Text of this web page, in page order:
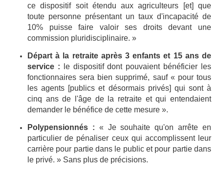
ce dispositif soit étendu aux agriculteurs [et] que
toute personne présentant un taux d'incapacité de
10% puisse faire valoir ses droits devant une
commission pluridisciplinaire. »
Départ à la retraite après 3 enfants et 15 ans de
service : le dispositif dont pouvaient bénéficier les
fonctionnaires sera bien supprimé, sauf « pour tous
les agents [publics et désormais privés] qui sont à
cinq ans de l'âge de la retraite et qui entendaient
demander le bénéfice de cette mesure ».
Polypensionnés : « Je souhaite qu'on arrête en
particulier de pénaliser ceux qui accomplissent leur
carrière pour partie dans le public et pour partie dans
le privé. » Sans plus de précisions.